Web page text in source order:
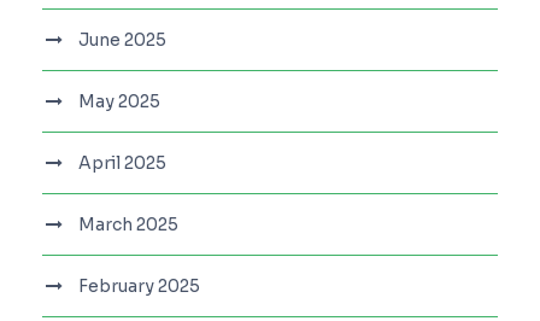
June 2025
May 2025
April 2025
March 2025
February 2025